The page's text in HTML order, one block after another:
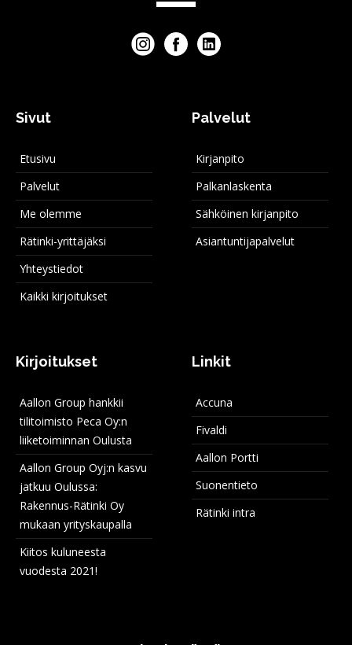
Sivut
Etusivu
Palvelut
Me olemme
Rätinki-yrittäjäksi
Yhteystiedot
Kaikki kirjoitukset
Palvelut
Kirjanpito
Palkanlaskenta
Sähköinen kirjanpito
Asiantuntijapalvelut
Kirjoitukset
Aallon Group hankkii
tilitoimisto Peca Oy:n
liiketoiminnan Oulusta
Aallon Group Oyj:n kasvu
jatkuu Oulussa:
Rakennus-Rätinki Oy
mukaan yrityskaupalla
Kiitos kuluneesta
vuodesta 2021!
Linkit
Accuna
Fivaldi
Aallon Portti
Suonentieto
Rätinki intra